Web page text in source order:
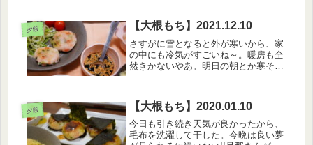
でも長時間付けてるとだんだんと苦し
くなってくる（特に夜）ので、適度に
外...
夕飯 【大根もち】2021.12.10
さすがに雪となると外が寒いから、家
の中にも冷気がすごいね～。暖房も全
然きかないやあ。明日の朝とか寒そう
えると、もう炬燵が優勝。入っていた
らあったかいもん。でも、娘はこた...
夕飯 【大根もち】2020.01.10
今日も引き続き天気が良かったから、
毛布を洗濯して干した。今晩は良い夢